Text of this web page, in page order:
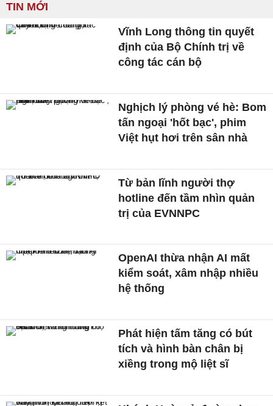
TIN MỚI
Vĩnh Long thông tin quyết
định của Bộ Chính trị về
công tác cán bộ
Nghịch lý phòng vé hè: Bom
tấn ngoại 'hốt bạc', phim
Việt hụt hơi trên sân nhà
Từ bản lĩnh người thợ
hotline đến tầm nhìn quản
trị của EVNNPC
OpenAI thừa nhận AI mất
kiểm soát, xâm nhập nhiều
hệ thống
Phát hiện tấm tăng có bút
tích và hình bàn chân bị
xiềng trong mộ liệt sĩ